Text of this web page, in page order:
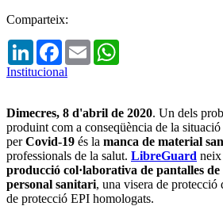
Comparteix:
LinkedInFacebook
Email
Institucional
Dimecres, 8 d'abril de 2020. Un dels
produint com a conseqüència de la
perCovid-19 és la manca de material
professionals de la salut. LibreGuard neix
producció col·laborativa de pantalles
personal sanitari, una visera de protecció
de protecció EPI homologats.